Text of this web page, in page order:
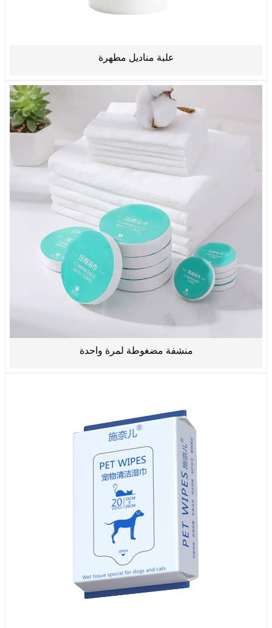
علبة مناديل مطهرة
منشفة مضغوطة لمرة واحدة